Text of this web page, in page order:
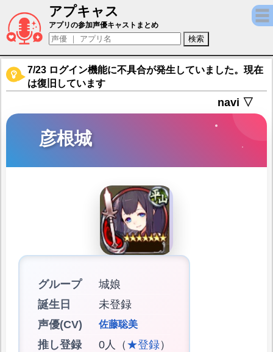
アプキャス
彦根城（声優：佐藤聡美)【御城プロジェク
アプリの参加声優キャストまとめ
7/23 ログイン機能に不具合が発生していました。現在
は復旧しています
navi ▽
彦根城
グループ
城娘
誕生日
未登録
声優(CV)
佐藤聡美
推し登録 0人（ ★登録）